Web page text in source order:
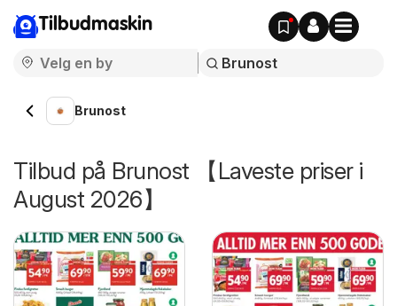
Tilbudmaskin
Brunost
Tilbud på Brunost 【Laveste priser i
August 2026】